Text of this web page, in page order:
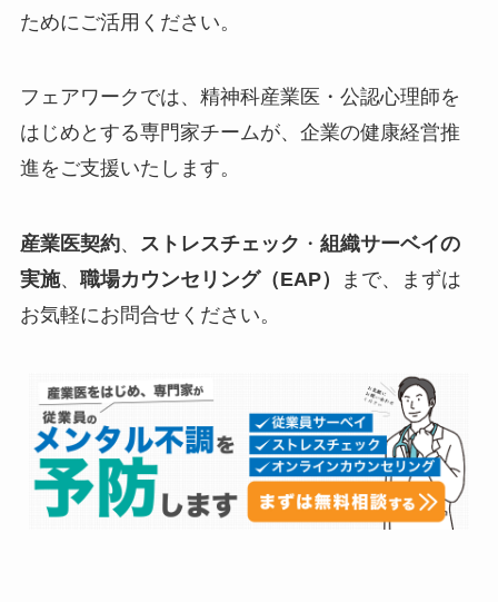
ためにご活用ください。
フェアワークでは、精神科産業医・公認心理師を
はじめとする専門家チームが、企業の健康経営推
進をご支援いたします。
産業医契約、 ストレスチェック ・ 組織サーベイの
実施、 職場カウンセリング（EAP）
まで、まずは
お気軽にお問合せください。